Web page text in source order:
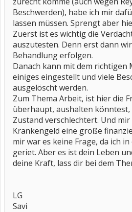
Beschwerden), habe ich mir
lassen müssen. Sprengt aber
Zuerst ist es wichtig die
auszutesten. Denn erst dann
Behandlung erfolgen.
Danach kann mit dem richtigen
einiges eingestellt und viele
ausgelöscht werden.
Zum Thema Arbeit, ist hier die
überhaupt, aushalten könntest,
Zustand verschlechtert. Und mir
Krankengeld eine große
mir war es keine Frage, da ich
geriet. Aber es ist dein Leben
deine Kraft, lass dir bei dem
LG
Savi